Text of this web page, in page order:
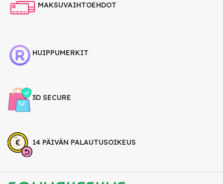
MAKSUVAIHTOEHDOT
HUIPPUMERKIT
3D SECURE
14 PÄIVÄN PALAUTUSOIKEUS